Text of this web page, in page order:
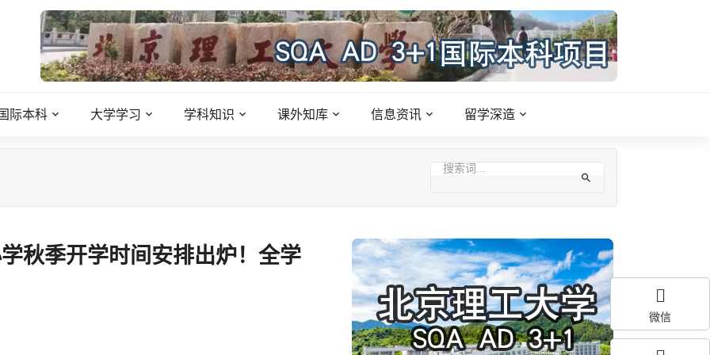
际本科 大学学习 学科知识 课外知库 信息资讯 留学深造
秋季开学时间安排出炉！全学
微信